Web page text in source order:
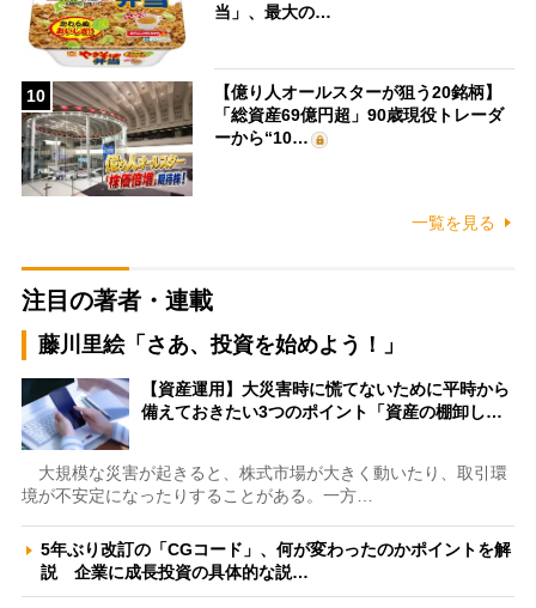
当」、最大の…
10
【億り人オールスターが狙う20銘柄】
「総資産69億円超」90歳現役トレーダ
ーから“10…
一覧を見る
注目の著者・連載
藤川里絵「さあ、投資を始めよう！」
【資産運用】大災害時に慌てないために平時から
備えておきたい3つのポイント「資産の棚卸し…
大規模な災害が起きると、株式市場が大きく動いたり、取引環
境が不安定になったりすることがある。一方…
5年ぶり改訂の「CGコード」、何が変わったのかポイントを解
説 企業に成長投資の具体的な説…